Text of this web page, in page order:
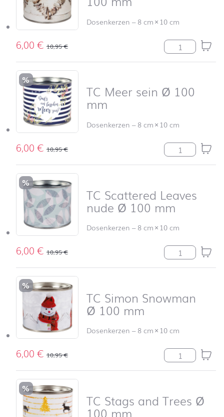
Dosenkerzen –8 cm× 10 cm
6,00€ 10,95€ TC Maritim
%
TC Meer sein Ø 100
mm
Dosenkerzen –8 cm× 10 cm
6,00€ 10,95€ TC Meer sein
%
TC Scattered Leaves
nude Ø 100 mm
Dosenkerzen –8 cm× 10 cm
6,00€ 10,95€ TC Scattered
%
TC Simon Snowman
Ø 100 mm
Dosenkerzen –8 cm× 10 cm
6,00€ 10,95€ TC Simon
%
TC Stags and Trees Ø
100 mm